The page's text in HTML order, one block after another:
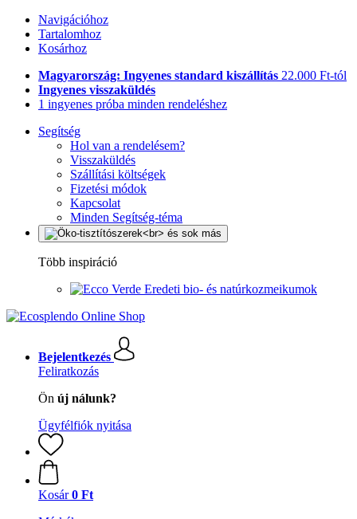
Navigációhoz
Tartalomhoz
Kosárhoz
Magyarország: Ingyenes standard kiszállítás 22.000 Ft-tól
Ingyenes visszaküldés
1 ingyenes próba minden rendeléshez
Segítség
Hol van a rendelésem?
Visszaküldés
Szállítási költségek
Fizetési módok
Kapcsolat
Minden Segítség-téma
Több inspiráció
Eredeti bio- és natúrkozmeikumok
Bejelentkezés
Feliratkozás
Ön új nálunk?
Ügyfélfiók nyitása
Kosár 0 Ft